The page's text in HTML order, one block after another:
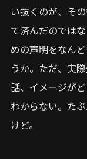
い抜くのが、そ
て済んだのでは
めの声明をなん
うか。ただ、実
話、イメージが
わからない。た
けど。